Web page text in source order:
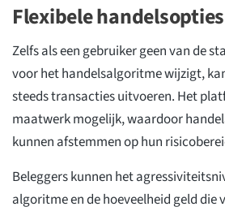
Flexibele handelsopties
Zelfs als een gebruiker geen van de
voor het handelsalgoritme wijzigt,
steeds transacties uitvoeren. Het
maatwerk mogelijk, waardoor
kunnen afstemmen op hun
Beleggers kunnen het
algoritme en de hoeveelheid geld die